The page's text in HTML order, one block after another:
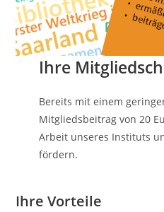
Ihre
Bereits mit einem
Mitgliedsbeitrag von 20
Arbeit unseres Instituts
fördern.
Ihre Vorteile